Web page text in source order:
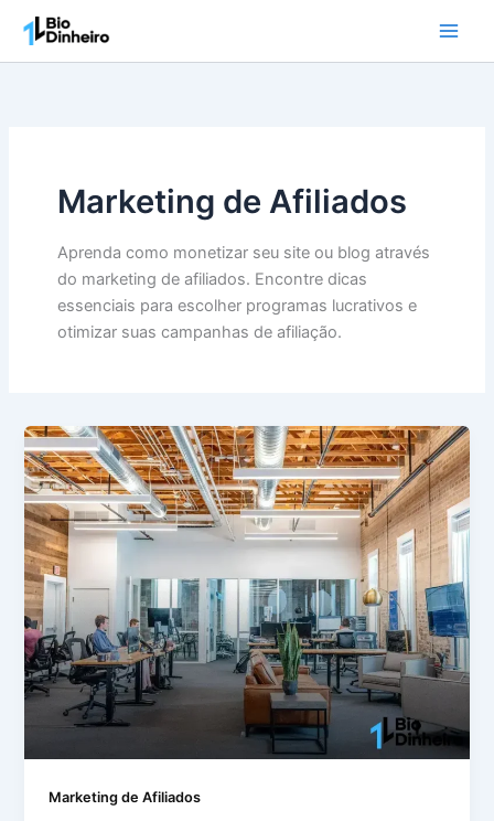
para
o
Marketing de Afiliados
Aprenda como monetizar seu site ou blog através
do marketing de afiliados. Encontre dicas
essenciais para escolher programas lucrativos e
otimizar suas campanhas de afiliação.
Marketing de Afiliados